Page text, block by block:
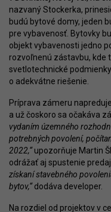
nazvaný Stockerka,
budú bytové domy, jeden
pre vybavenosť. Bytovky
objekt vybavenosti jedno
rozvoľnenú zástavbu, kde
svetlotechnické
o adekvátne riešenie.
Príprava zámeru
a už čoskoro sa očakáva
vydaním územného
potrebných povolení,
2022,“upozorňuje Martin
odrážať aj spustenie
získaní stavebného
bytov,“dodáva developer.
Na rozdiel od projektov v